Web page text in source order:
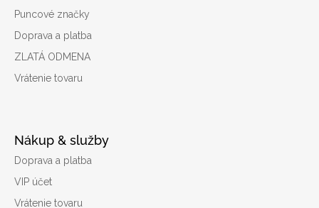
RAISA
ZLATÉ
HLADKÉ
NÁUŠNICE
ŽLTÉ
Puncové značky
Doprava a platba
ZLATÁ ODMENA
Vrátenie tovaru
Nákup & služby
Doprava a platba
VIP účet
Vrátenie tovaru